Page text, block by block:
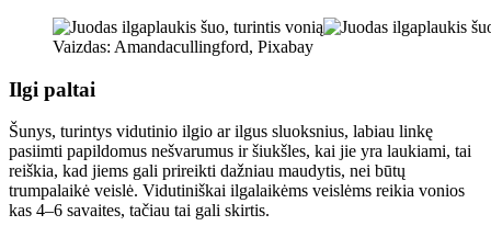
Vaizdas: Amandacullingford, Pixabay
Ilgi paltai
Šunys, turintys vidutinio ilgio ar ilgus sluoksnius, labiau linkę
pasiimti papildomus nešvarumus ir šiukšles, kai jie yra laukiami, tai
reiškia, kad jiems gali prireikti dažniau maudytis, nei būtų
trumpalaikė veislė. Vidutiniškai ilgalaikėms veislėms reikia vonios
kas 4–6 savaites, tačiau tai gali skirtis.